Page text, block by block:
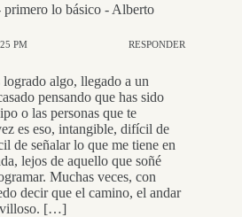
lo básico - Alberto
PM RESPONDER
algo, llegado a un
pensando que has sido
o las personas que te
es eso, intangible, difícil de
de señalar lo que me tiene en
lejos de aquello que soñé
Muchas veces, con
decir que el camino, el andar
[…]